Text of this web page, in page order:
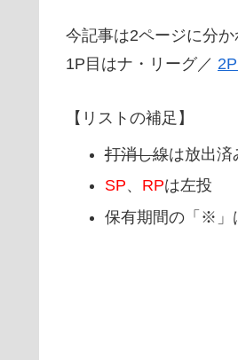
今記事は2ページに分
1P目はナ・リーグ／
【リストの補足】
打消し線は放出済
SP、 RPは左投
保有期間の「※」